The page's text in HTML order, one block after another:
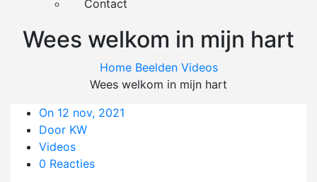
Contact
Wees welkom in mijn hart
Home Beelden Videos
Wees welkom in mijn hart
On 12 nov, 2021
Door KW
Videos
0 Reacties